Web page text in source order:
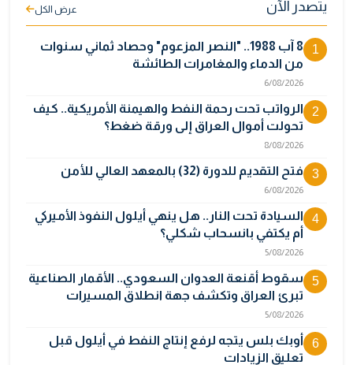
يتصدر الآن عرض الكل
1
8 آب 1988.. "النصر المزعوم" وحصاد ثماني سنوات
من الدماء والمغامرات الطائشة
6/08/2026
2
الرواتب تحت رحمة النفط والهيمنة الأمريكية.. كيف
تحولت أموال العراق إلى ورقة ضغط؟
8/08/2026
3 فتح التقديم للدورة (32) بالمعهد العالي للأمن
6/08/2026
4
السيادة تحت النار.. هل ينهي أيلول النفوذ الأميركي
أم يكتفي بانسحاب شكلي؟
5/08/2026
5
سقوط أقنعة العدوان السعودي.. الأقمار الصناعية
تبرئ العراق وتكشف جهة انطلاق المسيرات
5/08/2026
6
أوبك بلس يتجه لرفع إنتاج النفط في أيلول قبل
تعليق الزيادات